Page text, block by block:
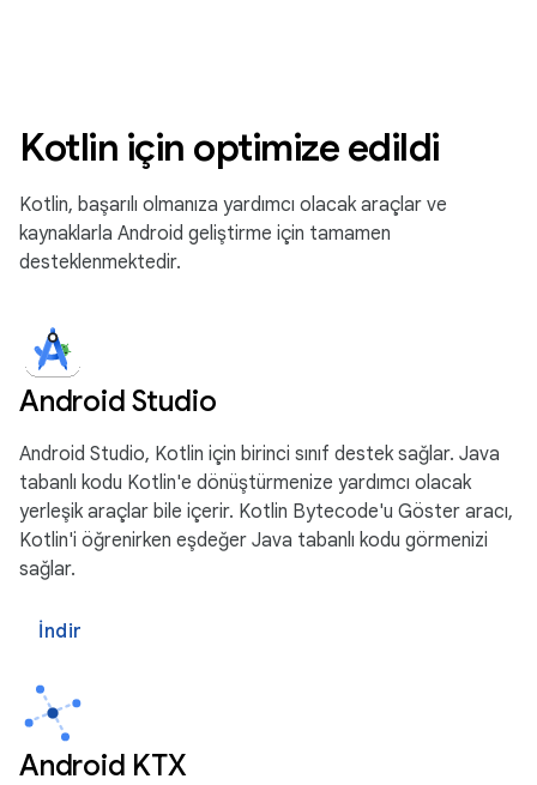
Kotlin için optimize edildi
Kotlin, başarılı olmanıza yardımcı olacak araçlar ve
kaynaklarla Android geliştirme için tamamen
desteklenmektedir.
Android Studio
Android Studio, Kotlin için birinci sınıf destek sağlar. Java
tabanlı kodu Kotlin'e dönüştürmenize yardımcı olacak
yerleşik araçlar bile içerir. Kotlin Bytecode'u Göster aracı,
Kotlin'i öğrenirken eşdeğer Java tabanlı kodu görmenizi
sağlar.
İndir
Android KTX